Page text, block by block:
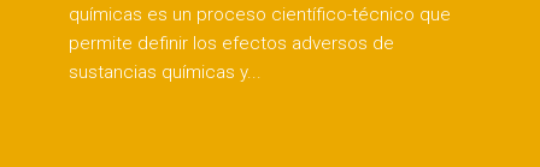
químicas es un proceso científico-técnico que
permite definir los efectos adversos de
sustancias químicas y...